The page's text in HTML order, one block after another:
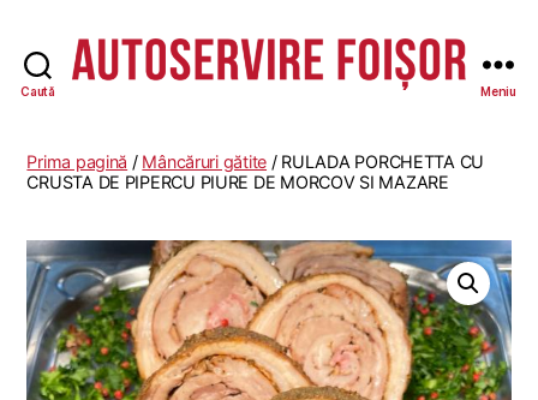
Caută Meniu
Prima pagină / Mâncăruri gătite / RULADA PORCHETTA CU
CRUSTA DE PIPERCU PIURE DE MORCOV SI MAZARE